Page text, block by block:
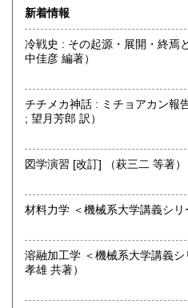
熊本県 300円
宮崎県
300円
買取は出張買取にも対応できま
伺いいたします。
様々なジャンルの本の査定をし
最寄駅：武蔵小金井北口
営業時間：11:00～18:00
定休日：毎週火曜日
書籍の買取について
店舗販売から都内各地での即
揃えを心がけているため、仕入
い致します。http://xn--
取り扱い分野
哲学宗教、歴史、社会科学、美
歴史 哲学・思想 文学 美
新着情報
冷戦史 : その起源・展開・終焉と日本 （松岡完, 広
中佳彦 編著）
チチメカ神話 : ミチョアカン報告書 （ル・クレジオ 原
; 望月芳郎 訳）
図学演習 [改訂] （萩三二 等著）
溶融加工学 ＜機械系大学講義シリーズ 24＞
孝雄 共著）